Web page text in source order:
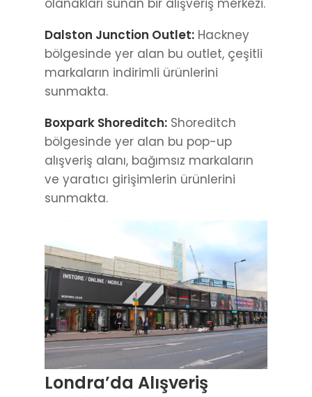
olanakları sunan bir alışveriş merkezi.
Dalston Junction Outlet: Hackney
bölgesinde yer alan bu outlet, çeşitli
markaların indirimli ürünlerini
sunmakta.
Boxpark Shoreditch: Shoreditch
bölgesinde yer alan bu pop-up
alışveriş alanı, bağımsız markaların
ve yaratıcı girişimlerin ürünlerini
sunmakta.
Londra’da Alışveriş